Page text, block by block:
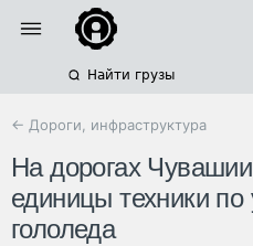
Найти грузы
← Дороги, инфраструктура
На дорогах
единицы техники по
гололеда